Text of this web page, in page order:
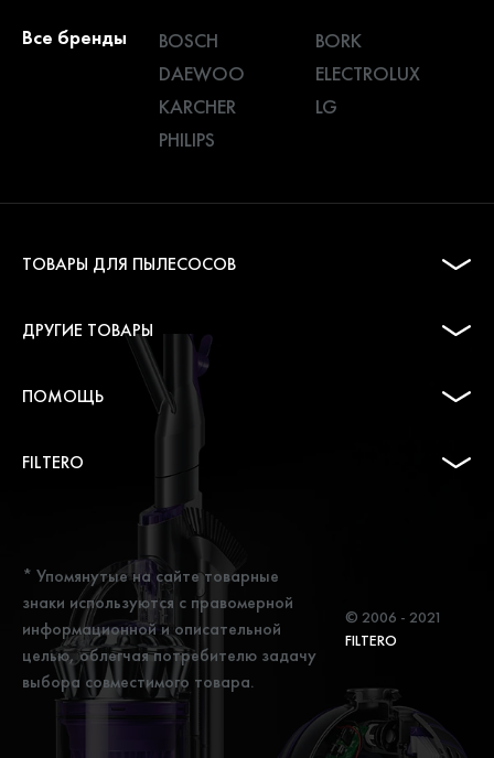
Все бренды BOSCH
BORK
DAEWOO
ELECTROLUX
KARCHER
LG
PHILIPS
ТОВАРЫ ДЛЯ ПЫЛЕСОСОВ
ДРУГИЕ ТОВАРЫ
ПОМОЩЬ
FILTERO
* Упомянутые на сайте товарные
знаки используются с правомерной
информационной и описательной
целью, облегчая потребителю задачу
выбора совместимого товара.
© 2006 - 2021
FILTERO